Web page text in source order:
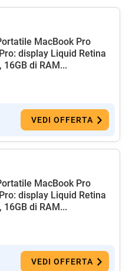
MacBook Pro
display Liquid Retina
16GB di RAM...
VEDI OFFERTA
MacBook Pro
display Liquid Retina
16GB di RAM...
VEDI OFFERTA